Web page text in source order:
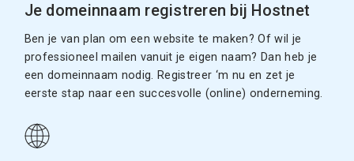
Je domeinnaam registreren bij Hostnet
Ben je van plan om een website te maken? Of wil je
professioneel mailen vanuit je eigen naam? Dan heb je
een domeinnaam nodig. Registreer ‘m nu en zet je
eerste stap naar een succesvolle (online) onderneming.